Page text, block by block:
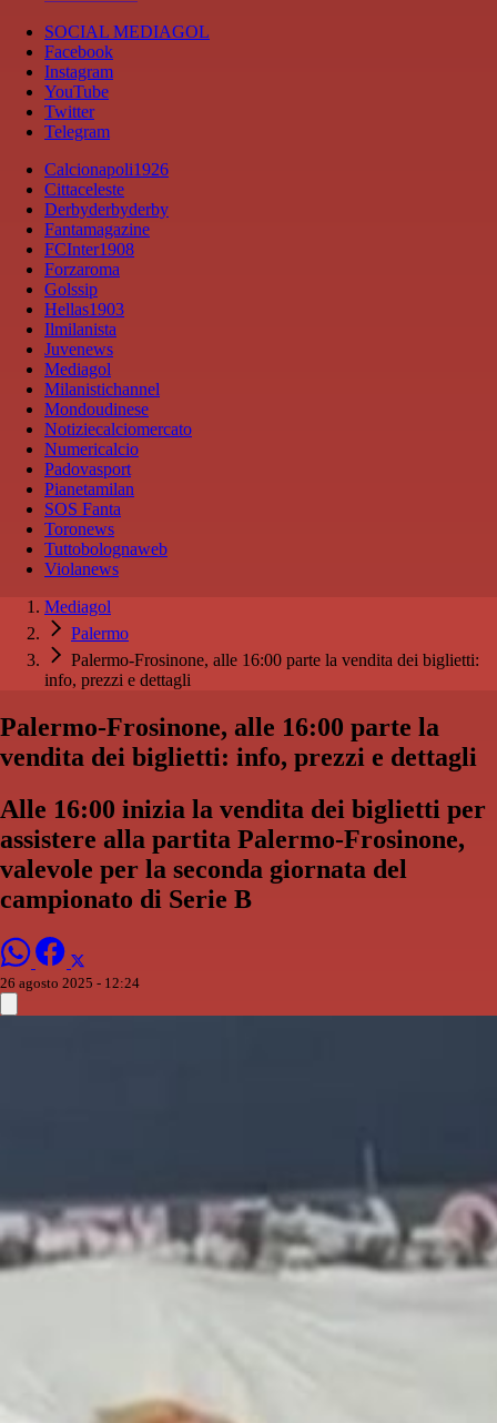
SOCIAL MEDIAGOL
Facebook
Instagram
YouTube
Twitter
Telegram
Calcionapoli1926
Cittaceleste
Derbyderbyderby
Fantamagazine
FCInter1908
Forzaroma
Golssip
Hellas1903
Ilmilanista
Juvenews
Mediagol
Milanistichannel
Mondoudinese
Notiziecalciomercato
Numericalcio
Padovasport
Pianetamilan
SOS Fanta
Toronews
Tuttobolognaweb
Violanews
Mediagol
Palermo
Palermo-Frosinone, alle 16:00 parte la vendita dei biglietti:
info, prezzi e dettagli
Palermo-Frosinone, alle 16:00 parte la
vendita dei biglietti: info, prezzi e dettagli
Alle 16:00 inizia la vendita dei biglietti per
assistere alla partita Palermo-Frosinone,
valevole per la seconda giornata del
campionato di Serie B
26 agosto 2025 - 12:24